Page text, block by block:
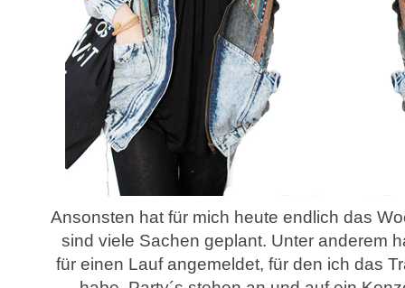
Ansonsten hat für mich heute endlich das
sind viele Sachen geplant. Unter anderem
für einen Lauf angemeldet, für den ich das